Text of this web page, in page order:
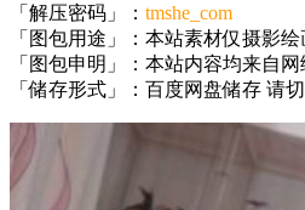
「解压密码」： tmshe_com
「图包用途」：本站素材仅摄影
「图包申明」：本站内容均来自
「储存形式」：百度网盘储存 请